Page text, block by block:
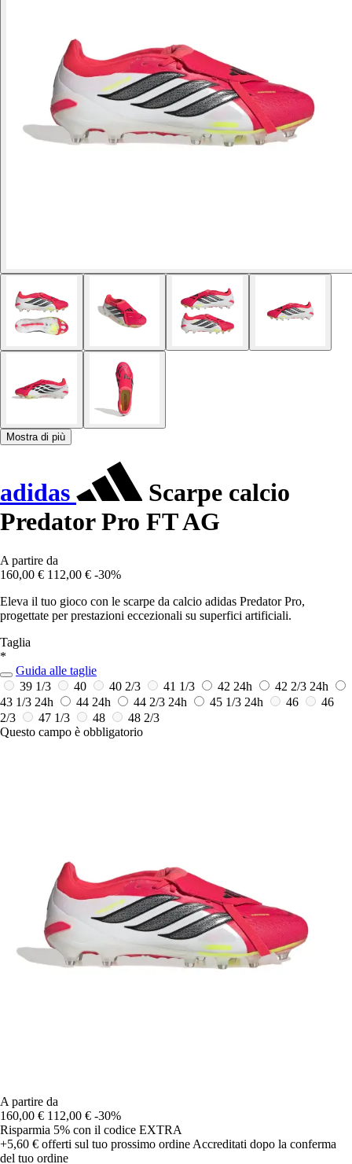
Mostra di più
adidas
Scarpe calcio
Predator Pro FT AG
A partire da
160,00 € 112,00 € -30%
Eleva il tuo gioco con le scarpe da calcio adidas Predator Pro,
progettate per prestazioni eccezionali su superfici artificiali.
Taglia
*
Guida alle taglie
39 1/3
40 40 2/3 41 1/3 42 24h 42 2/3 24h
43 1/3 24h 44 24h 44 2/3 24h 45 1/3 24h 46
46
2/3
47 1/3 48
48 2/3
Questo campo è obbligatorio
A partire da
160,00 € 112,00 € -30%
Risparmia 5% con il codice EXTRA
+5,60 € offerti sul tuo prossimo ordine Accreditati dopo la conferma
del tuo ordine